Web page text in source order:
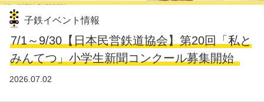
子鉄イベント情報
7/1～9/30【日本民営鉄道協会】第20回「私と
みんてつ」小学生新聞コンクール募集開始
2026.07.02